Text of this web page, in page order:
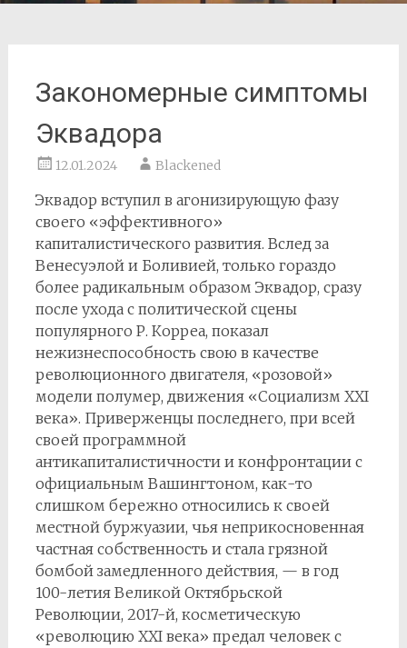
Закономерные симптомы
Эквадора
12.01.2024 Blackened
Эквадор вступил в агонизирующую фазу
своего «эффективного»
капиталистического развития. Вслед за
Венесуэлой и Боливией, только гораздо
более радикальным образом Эквадор, сразу
после ухода с политической сцены
популярного Р. Корреа, показал
нежизнеспособность свою в качестве
революционного двигателя, «розовой»
модели полумер, движения «Социализм XXI
века». Приверженцы последнего, при всей
своей программной
антикапиталистичности и конфронтации с
официальным Вашингтоном, как-то
слишком бережно относились к своей
местной буржуазии, чья неприкосновенная
частная собственность и стала грязной
бомбой замедленного действия, — в год
100-летия Великой Октябрьской
Революции, 2017-й, косметическую
«революцию ХХI века» предал человек с